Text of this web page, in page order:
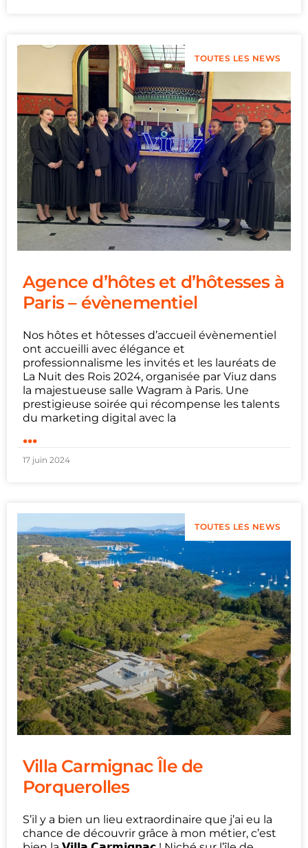
TOUTES LES NEWS
Agence d’hôtes et d’hôtesses à
Paris – évènementiel
Nos hôtes et hôtesses d’accueil évènementiel
ont accueilli avec élégance et
professionnalisme les invités et les lauréats de
La Nuit des Rois 2024, organisée par Viuz dans
la majestueuse salle Wagram à Paris. Une
prestigieuse soirée qui récompense les talents
du marketing digital avec la
...
17 juin 2024
TOUTES LES NEWS
Villa Carmignac Île de
Porquerolles
S’il y a bien un lieu extraordinaire que j’ai eu la
chance de découvrir grâce à mon métier, c’est